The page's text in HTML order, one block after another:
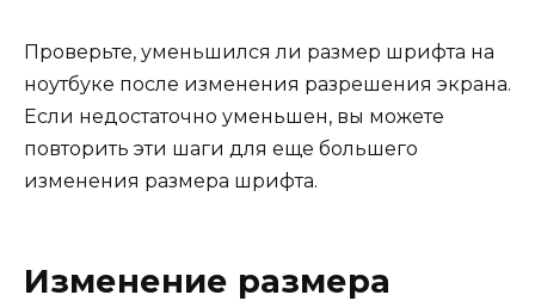
Проверьте, уменьшился ли размер шрифта на
ноутбуке после изменения разрешения экрана.
Если недостаточно уменьшен, вы можете
повторить эти шаги для еще большего
изменения размера шрифта.
Изменение размера